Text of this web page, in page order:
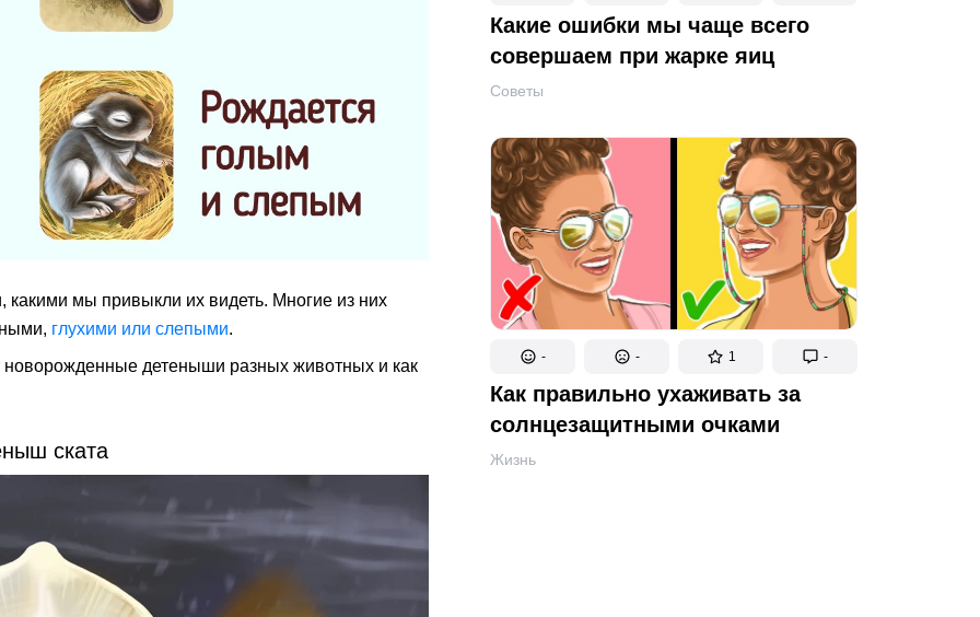
Какие ошибки мы чаще всего
совершаем при жарке яиц
Советы
- - 1 -
Как правильно ухаживать за
солнцезащитными очками
Жизнь
мы привыкли их видеть. Многие из них
глухими или слепыми.
новорожденные детеныши разных животных и как
ската